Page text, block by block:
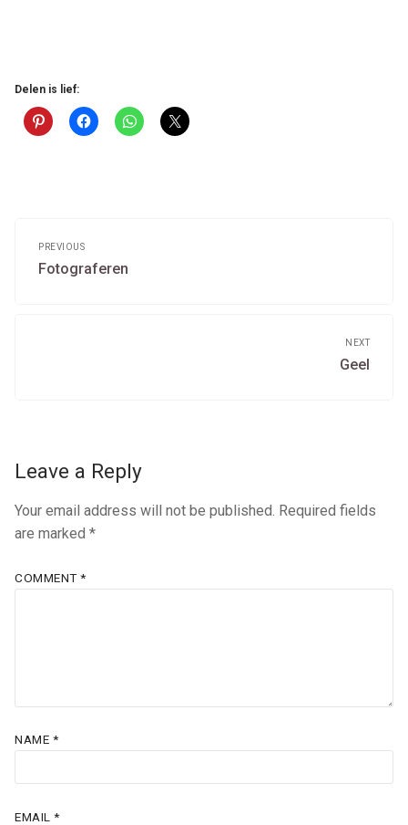
Delen is lief:
navigation
PREVIOUS
Previous
Fotograferen
NEXT
Geel
Leave a Reply
Your email address will not be published. Required fields
are marked *
COMMENT*
NAME *
EMAIL *